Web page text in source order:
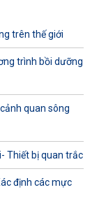
trên thế giới
trình bồi dưỡng
quan sông
Thiết bị quan trắc
định các mực